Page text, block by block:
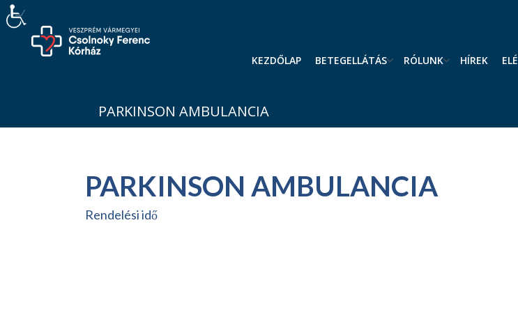
KEZDŐLAP BETEGELLÁTÁS RÓLUNK HÍREK
PARKINSON AMBULANCIA
PARKINSON AMBULANCIA
Rendelési idő